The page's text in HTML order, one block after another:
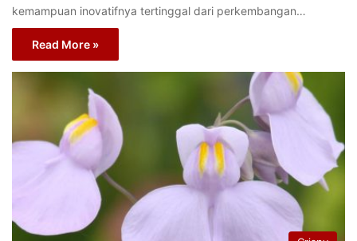
kemampuan inovatifnya tertinggal dari perkembangan…
Read More »